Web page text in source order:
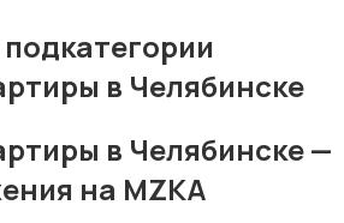
в Челябинске
в Челябинске —
на MZKA